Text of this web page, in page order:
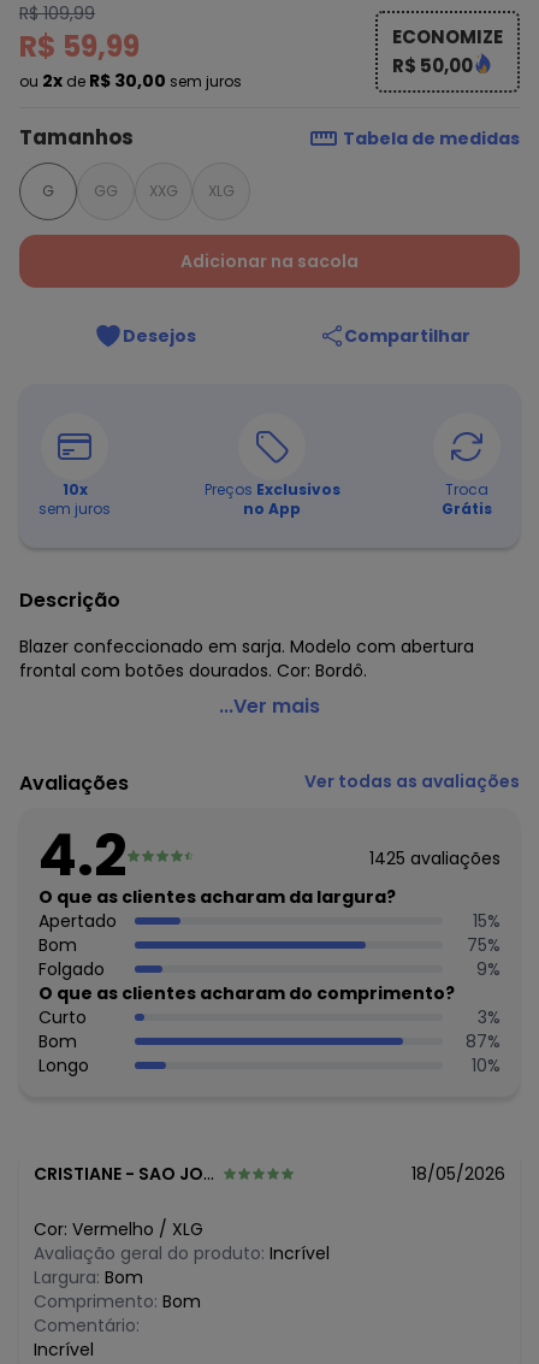
R$ 109,99
R$ 59,99
ou 2x de R$ 30,00 sem juros
ECONOMIZE
R$ 50,00
Tamanhos Tabela de medidas
G GG XXG XLG
Adicionar na sacola
Desejos Compartilhar
10x
sem juros
Preços Exclusivos
no App
Troca
Grátis
Descrição
Blazer confeccionado em sarja. Modelo com abertura
frontal com botões dourados. Cor: Bordô.
Marguerite - Blazer com Botões Dourados Bordô Plus
Código do produto: 1894321
Tecido: Sarja
Histórico de preços
O preço apresentado abaixo é o menor oferecido em
algum dia do mês, para o menor tamanho disponível.
agosto/2026
N/D*
julho/2026 R$ 59,99
junho/2026 R$ 54,99
maio/2026 R$ 54,99
abril/2026 R$ 69,99
março/2026 R$ 69,99
...Ver mais
Avaliações Ver todas as avaliações
4.2 1425 avaliações
O que as clientes acharam da largura?
Apertado
15%
Bom
75%
Folgado
9%
O que as clientes acharam do comprimento?
Curto
3%
Bom
87%
Longo
10%
CRISTIANE - SAO JOAO DE MERITI - RJ 18/05/2026
Cor: Vermelho / XLG
Avaliação geral do produto: Incrível
Largura: Bom
Comprimento: Bom
Comentário:
Incrível